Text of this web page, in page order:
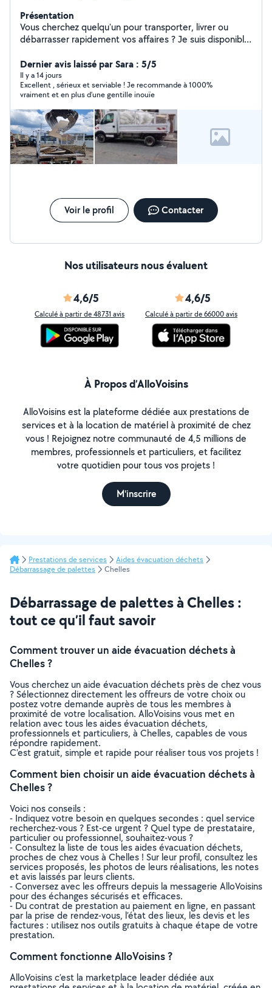
Présentation
Vous cherchez quelqu'un pour transporter, livrer ou
débarrasser rapidement vos affaires ? Je suis disponible
Livraison de canapé de cuisine matériaux (bois, sable,
gravier, compost, etc.) Débarras de caves, greniers,
garages, jardins Évacuation déchets verts ou gravats,
vers la déchetterie Aide aux artisans pour transport de
matériel de chantier Service rapide, soigné et
professionnel Disponible 7j/7, horaires flexibles Zone :
Ile-de-france
Dernier avis laissé par Sara : 5/5
Il y a 14 jours
Excellent , sérieux et serviable ! Je recommande à 1000%
vraiment et en plus d’une gentille inouïe
Voir le profil Contacter
Nos utilisateurs nous évaluent
4,6/5
Calculé à partir de 48731 avis
4,6/5
Calculé à partir de 66000 avis
À Propos d’AlloVoisins
AlloVoisins est la plateforme dédiée aux prestations de
services et à la location de matériel à proximité de chez
vous ! Rejoignez notre communauté de 4,5 millions de
membres, professionnels et particuliers, et facilitez
votre quotidien pour tous vos projets !
M'inscrire
Prestations de services
Aides évacuation déchets
Débarrassage de palettes
Chelles
Débarrassage de palettes à Chelles :
tout ce qu’il faut savoir
Comment trouver un aide évacuation déchets à
Chelles ?
Vous cherchez un aide évacuation déchets près de chez vous
? Sélectionnez directement les offreurs de votre choix ou
postez votre demande auprès de tous les membres à
proximité de votre localisation. AlloVoisins vous met en
relation avec tous les aides évacuation déchets,
professionnels et particuliers, à Chelles, capables de vous
répondre rapidement.
C’est gratuit, simple et rapide pour réaliser tous vos projets !
Comment bien choisir un aide évacuation déchets à
Chelles ?
Voici nos conseils :
- Indiquez votre besoin en quelques secondes : quel service
recherchez-vous ? Est-ce urgent ? Quel type de prestataire,
particulier ou professionnel, souhaitez-vous ?
- Consultez la liste de tous les aides évacuation déchets,
proches de chez vous à Chelles ! Sur leur profil, consultez les
services proposés, les photos de leurs réalisations, les notes
et avis laissés par leurs clients.
- Conversez avec les offreurs depuis la messagerie AlloVoisins
pour des échanges sécurisés et efficaces.
- Du contrat de prestation au paiement en ligne, en passant
par la prise de rendez-vous, l’état des lieux, les devis et les
factures : utilisez nos outils gratuits à chaque étape de votre
prestation.
Comment fonctionne AlloVoisins ?
AlloVoisins c’est la marketplace leader dédiée aux